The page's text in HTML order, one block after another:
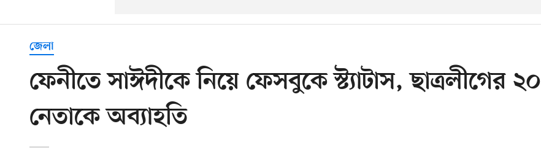
জেলা
ফেনীতে সাঈদীকে নিয়ে ফেসবুকে স্ট্যাটাস, ছাত্রলীগের ২০
নেতাকে অব্যাহতি